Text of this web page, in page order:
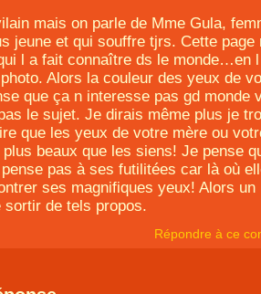
mais on parle de Mme Gula,
jeune et qui souffre tjrs. Cette page
l a fait connaître ds le monde…en l
Alors la couleur des yeux de
que ça n interesse pas gd monde
le sujet. Je dirais même plus je
que les yeux de votre mère ou
beaux que les siens! Je pense
pas à ses futilitées car là où
ses magnifiques yeux! Alors un
sortir de tels propos.
Répondre à ce